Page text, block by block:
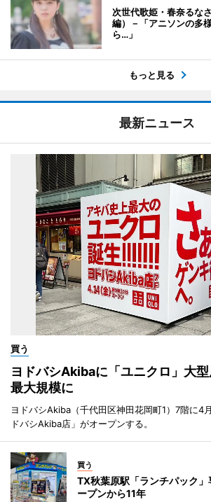
次世代歌姫・春奈るな
編）－「アニソンの多
ら…」
もっと見る
最新ニュース
買う
ヨドバシAkibaに「ユニクロ」大
最大規模に
ヨドバシAkiba（千代田区神田花岡町1）7階に4
ドバシAkiba店」がオープンする。
買う
TX秋葉原駅「ランチパック
ープンから11年